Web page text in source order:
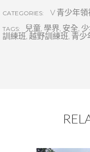
CATEGORIES: V 青少年領
TAGS: 兒童, 學界, 安全,
訓練班, 越野訓練班, 青少